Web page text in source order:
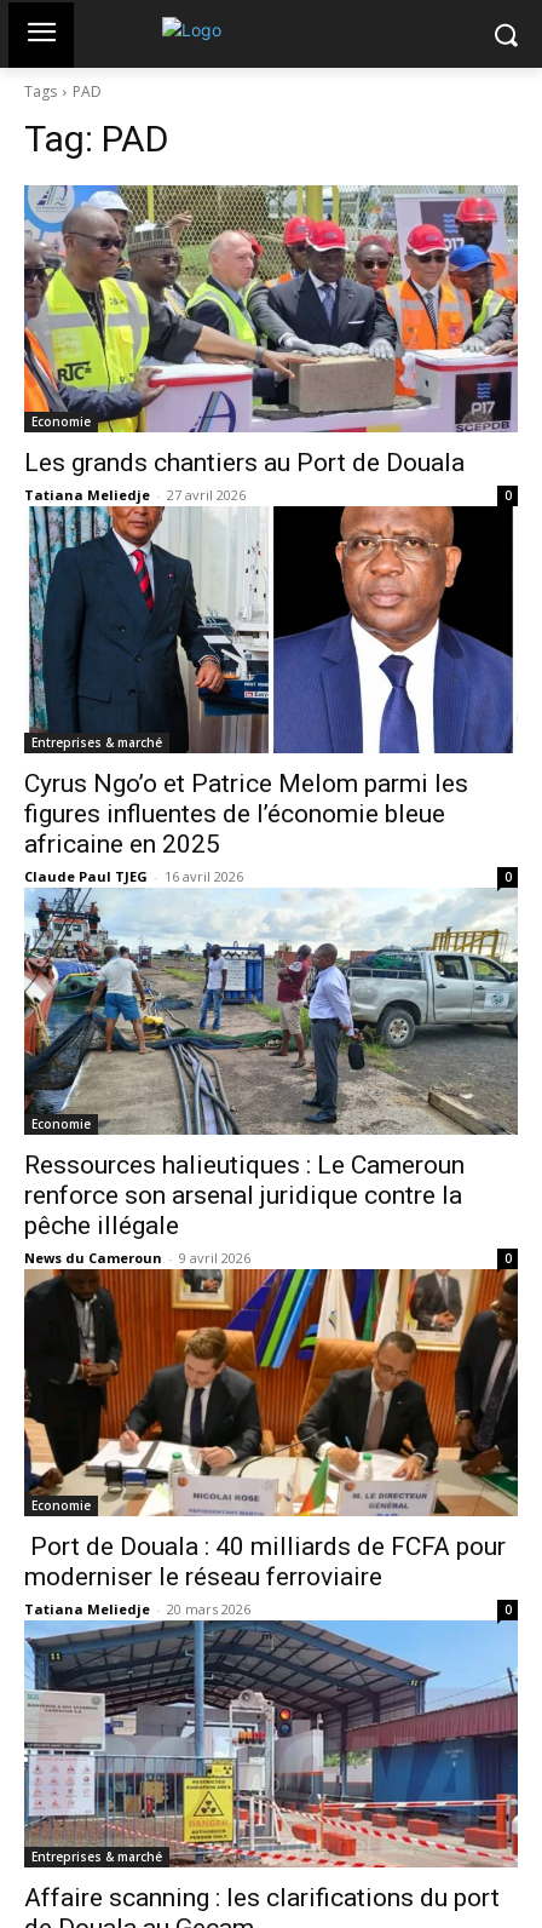
Tags PAD
Tag: PAD
Economie
Les grands chantiers au Port de Douala
Tatiana Meliedje - 27 avril 2026 0
Entreprises & marché
Cyrus Ngo’o et Patrice Melom parmi les
figures influentes de l’économie bleue
africaine en 2025
Claude Paul TJEG - 16 avril 2026 0
Economie
Ressources halieutiques : Le Cameroun
renforce son arsenal juridique contre la
pêche illégale
News du Cameroun - 9 avril 2026 0
Economie
Port de Douala : 40 milliards de FCFA pour
moderniser le réseau ferroviaire
Tatiana Meliedje - 20 mars 2026 0
Entreprises & marché
Affaire scanning : les clarifications du port